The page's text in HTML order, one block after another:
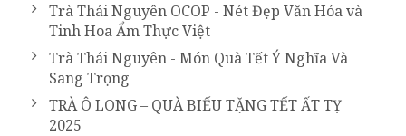
Trà Thái Nguyên OCOP - Nét Đẹp Văn Hóa và
Tinh Hoa Ẩm Thực Việt
Trà Thái Nguyên - Món Quà Tết Ý Nghĩa Và
Sang Trọng
TRÀ Ô LONG – QUÀ BIẾU TẶNG TẾT ẤT TỴ
2025